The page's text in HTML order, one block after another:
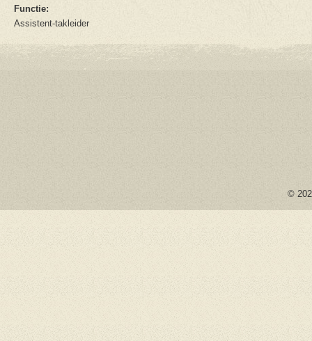
Functie:
Assistent-takleider
©